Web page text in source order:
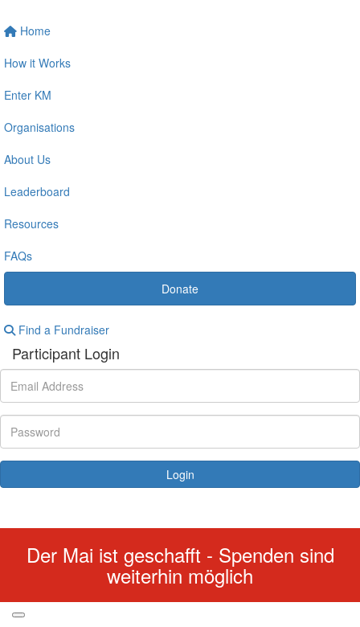
Home
How it Works
Enter KM
Organisations
About Us
Leaderboard
Resources
FAQs
Donate
Find a Fundraiser
Participant Login
Login
Der Mai ist geschafft - Spenden sind
weiterhin möglich